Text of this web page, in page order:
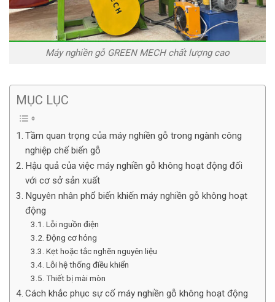
Máy nghiền gỗ GREEN MECH chất lượng cao
MỤC LỤC
Tầm quan trọng của máy nghiền gỗ trong ngành công
nghiệp chế biến gỗ
Hậu quả của việc máy nghiền gỗ không hoạt động đối
với cơ sở sản xuất
Nguyên nhân phổ biến khiến máy nghiền gỗ không hoạt
động
Lỗi nguồn điện
Động cơ hỏng
Kẹt hoặc tắc nghẽn nguyên liệu
Lỗi hệ thống điều khiển
Thiết bị mài mòn
Cách khắc phục sự cố máy nghiền gỗ không hoạt động